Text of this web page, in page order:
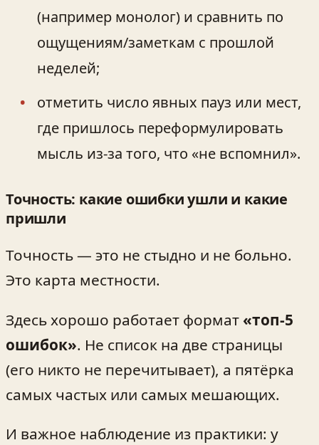
(например монолог) и сравнить по
ощущениям/заметкам с прошлой
неделей;
отметить число явных пауз или мест,
где пришлось переформулировать
мысль из-за того, что «не вспомнил».
Точность: какие ошибки ушли и какие
пришли
Точность — это не стыдно и не больно.
Это карта местности.
Здесь хорошо работает формат «топ‑5
ошибок». Не список на две страницы
(его никто не перечитывает), а пятёрка
самых частых или самых мешающих.
И важное наблюдение из практики: у